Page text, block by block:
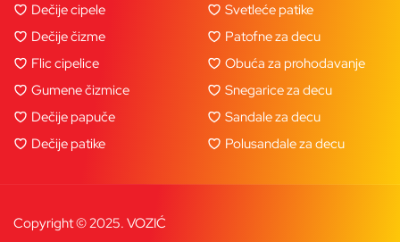
Dečije cipele
Dečije čizme
Flic cipelice
Gumene čizmice
Dečije papuče
Dečije patike
Svetleće patike
Patofne za decu
Obuća za prohodavanje
Snegarice za decu
Sandale za decu
Polusandale za decu
Copyright © 2025. VOZIĆ